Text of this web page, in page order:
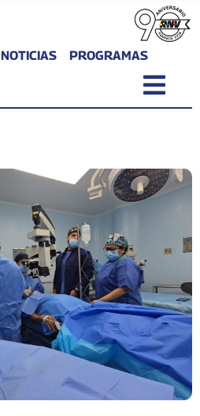
NOTICIAS PROGRAMAS